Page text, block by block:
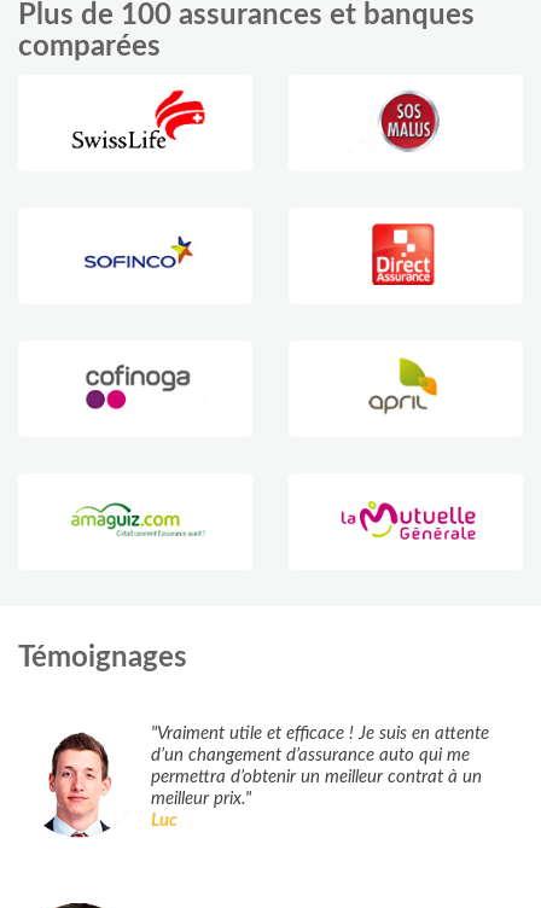
Plus de 100 assurances et banques
comparées
Témoignages
"Vraiment utile et efficace ! Je suis en attente
d’un changement d’assurance auto qui me
permettra d’obtenir un meilleur contrat à un
meilleur prix."
Luc